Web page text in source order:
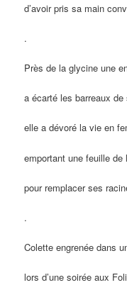
d’avoir pris sa main
.
Près de la glycine une
a écarté les barreaux de
elle a dévoré la vie en
emportant une feuille de
pour remplacer ses
.
Colette engrenée dans
lors d’une soirée aux